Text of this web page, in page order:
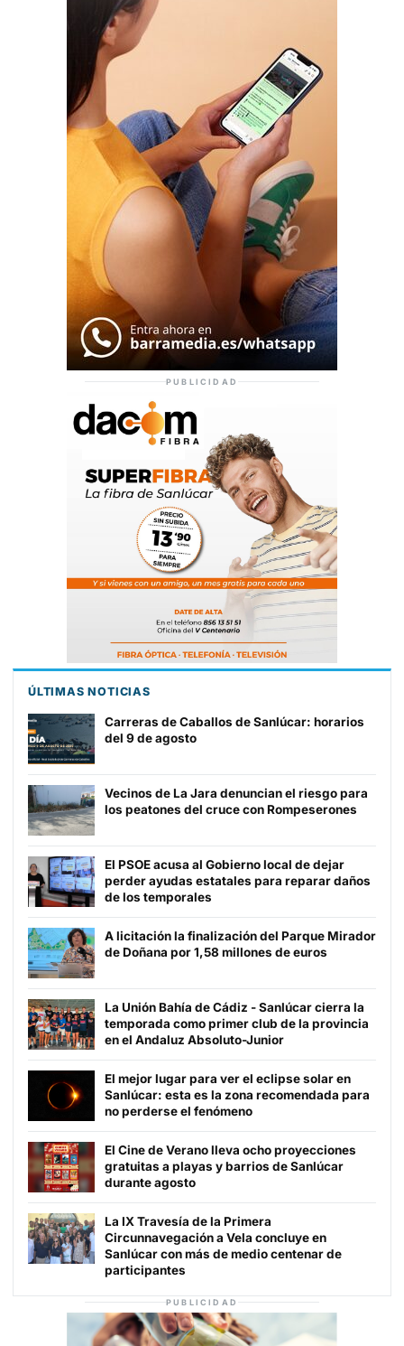
PUBLICIDAD
ÚLTIMAS NOTICIAS
Carreras de Caballos de Sanlúcar: horarios
del 9 de agosto
Vecinos de La Jara denuncian el riesgo para
los peatones del cruce con Rompeserones
El PSOE acusa al Gobierno local de dejar
perder ayudas estatales para reparar daños
de los temporales
A licitación la finalización del Parque Mirador
de Doñana por 1,58 millones de euros
La Unión Bahía de Cádiz - Sanlúcar cierra la
temporada como primer club de la provincia
en el Andaluz Absoluto-Junior
El mejor lugar para ver el eclipse solar en
Sanlúcar: esta es la zona recomendada para
no perderse el fenómeno
El Cine de Verano lleva ocho proyecciones
gratuitas a playas y barrios de Sanlúcar
durante agosto
La IX Travesía de la Primera
Circunnavegación a Vela concluye en
Sanlúcar con más de medio centenar de
participantes
PUBLICIDAD